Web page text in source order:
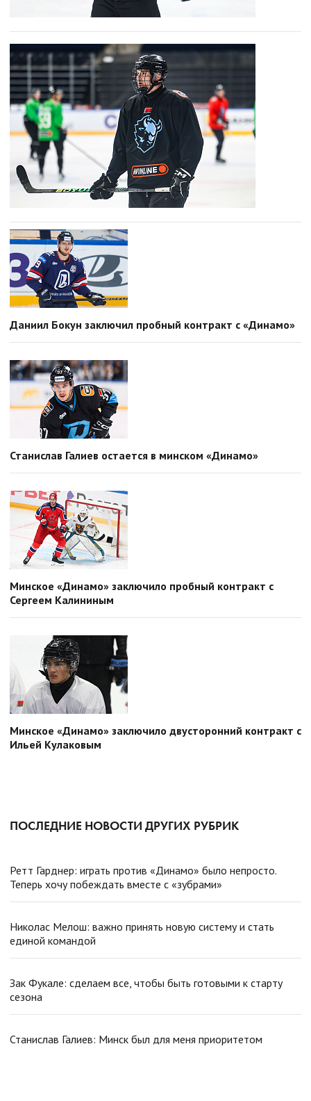
Даниил Бокун заключил пробный контракт с «Динамо»
Станислав Галиев остается в минском «Динамо»
Минское «Динамо» заключило пробный контракт с
Сергеем Калининым
Минское «Динамо» заключило двусторонний контракт с
Ильей Кулаковым
ПОСЛЕДНИЕ НОВОСТИ ДРУГИХ РУБРИК
Ретт Гарднер: играть против «Динамо» было непросто.
Теперь хочу побеждать вместе с «зубрами»
Николас Мелош: важно принять новую систему и стать
единой командой
Зак Фукале: сделаем все, чтобы быть готовыми к старту
сезона
Станислав Галиев: Минск был для меня приоритетом